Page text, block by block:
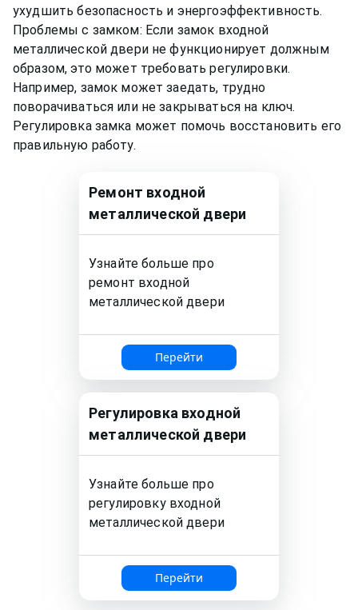
ухудшить безопасность и энергоэффективность.
Проблемы с замком: Если замок входной
металлической двери не функционирует должным
образом, это может требовать регулировки.
Например, замок может заедать, трудно
поворачиваться или не закрываться на ключ.
Регулировка замка может помочь восстановить его
правильную работу.
Ремонт входной
металлической двери
Узнайте больше про
ремонт входной
металлической двери
Перейти
Регулировка входной
металлической двери
Узнайте больше про
регулировку входной
металлической двери
Перейти